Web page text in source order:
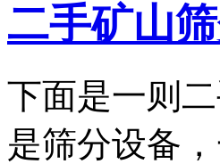
二手矿山
下面是一则
是筛分设备